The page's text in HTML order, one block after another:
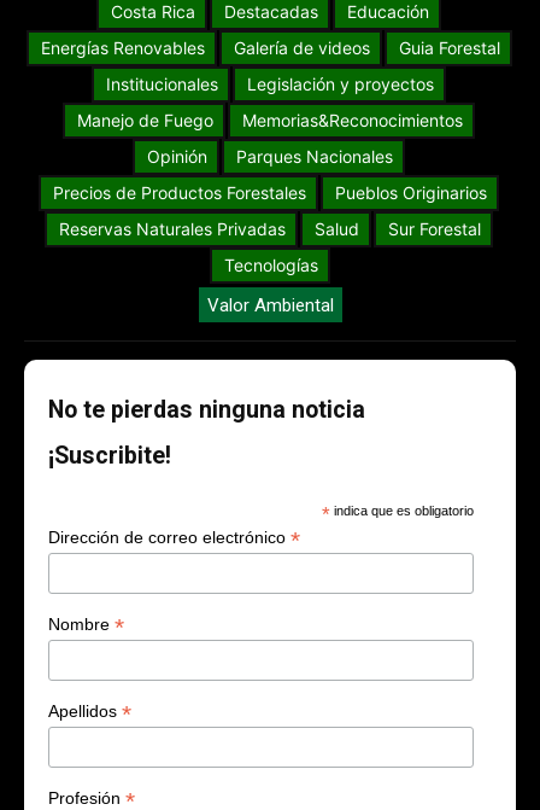
Costa Rica
Destacadas
Educación
Energías Renovables
Galería de videos
Guia Forestal
Institucionales
Legislación y proyectos
Manejo de Fuego
Memorias&Reconocimientos
Opinión
Parques Nacionales
Precios de Productos Forestales
Pueblos Originarios
Reservas Naturales Privadas
Salud
Sur Forestal
Tecnologías
Valor Ambiental
No te pierdas ninguna noticia
¡Suscribite!
* indica que es obligatorio
Dirección de correo electrónico *
Nombre *
Apellidos *
Profesión *